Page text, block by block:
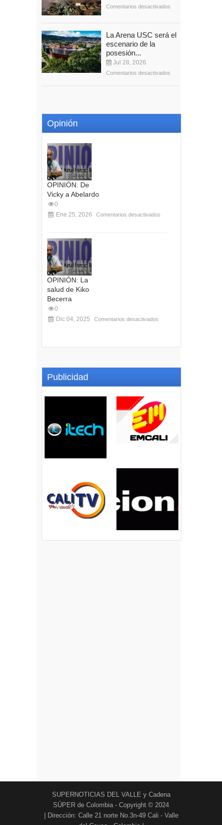
Comentarios desactivados
La Arena USC será el
escenario de la
posesión...
Jul 28, 2026
Comentarios desactivados
Opinión
OPINIÓN: De
Vicky a Abelardo
0
Ene 25, 2026
Comentarios desactivados
OPINIÓN: La
salud de Kiko
Becerra
0
Dic 04, 2025
Comentarios desactivados
Publicidad
SUPERNOTICIAS DEL VALLE y Cadena
SÚPER de Colombia - Copyright © 2024
| Dirección: Calle 21 norte No.3n-49 Cali - Valle